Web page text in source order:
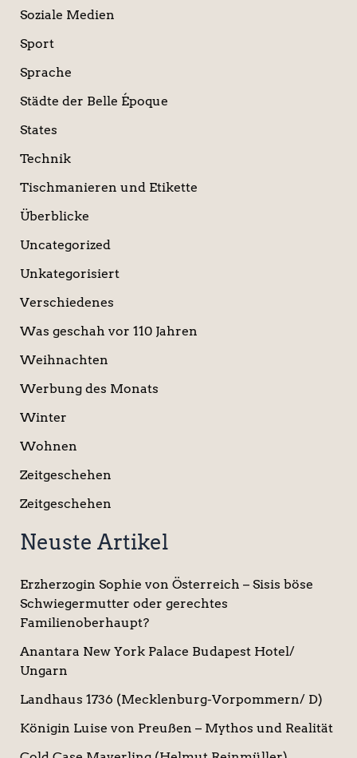
Soziale Medien
Sport
Sprache
Städte der Belle Époque
States
Technik
Tischmanieren und Etikette
Überblicke
Uncategorized
Unkategorisiert
Verschiedenes
Was geschah vor 110 Jahren
Weihnachten
Werbung des Monats
Winter
Wohnen
Zeitgeschehen
Zeitgeschehen
Neuste Artikel
Erzherzogin Sophie von Österreich – Sisis böse
Schwiegermutter oder gerechtes
Familienoberhaupt?
Anantara New York Palace Budapest Hotel/
Ungarn
Landhaus 1736 (Mecklenburg-Vorpommern/ D)
Königin Luise von Preußen – Mythos und Realität